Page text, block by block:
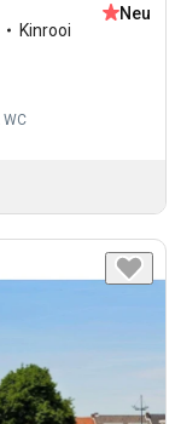
Kinrooi
Neu
WC